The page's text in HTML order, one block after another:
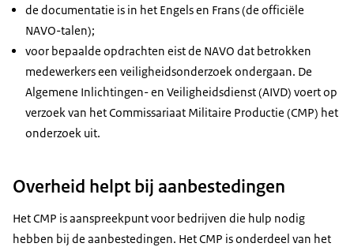
de documentatie is in het Engels en Frans (de officiële
NAVO-talen);
voor bepaalde opdrachten eist de NAVO dat betrokken
medewerkers een veiligheidsonderzoek ondergaan. De
Algemene Inlichtingen- en Veiligheidsdienst (AIVD) voert op
verzoek van het Commissariaat Militaire Productie (CMP) het
onderzoek uit.
Overheid helpt bij aanbestedingen
Het CMP is aanspreekpunt voor bedrijven die hulp nodig
hebben bij de aanbestedingen. Het CMP is onderdeel van het